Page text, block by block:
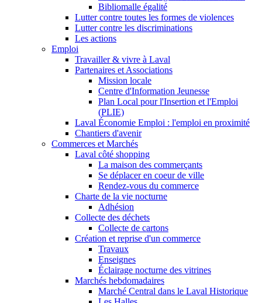
Bibliomalle égalité
Lutter contre toutes les formes de violences
Lutter contre les discriminations
Les actions
Emploi
Travailler & vivre à Laval
Partenaires et Associations
Mission locale
Centre d'Information Jeunesse
Plan Local pour l'Insertion et l'Emploi
(PLIE)
Laval Économie Emploi : l'emploi en proximité
Chantiers d'avenir
Commerces et Marchés
Laval côté shopping
La maison des commerçants
Se déplacer en coeur de ville
Rendez-vous du commerce
Charte de la vie nocturne
Adhésion
Collecte des déchets
Collecte de cartons
Création et reprise d'un commerce
Travaux
Enseignes
Éclairage nocturne des vitrines
Marchés hebdomadaires
Marché Central dans le Laval Historique